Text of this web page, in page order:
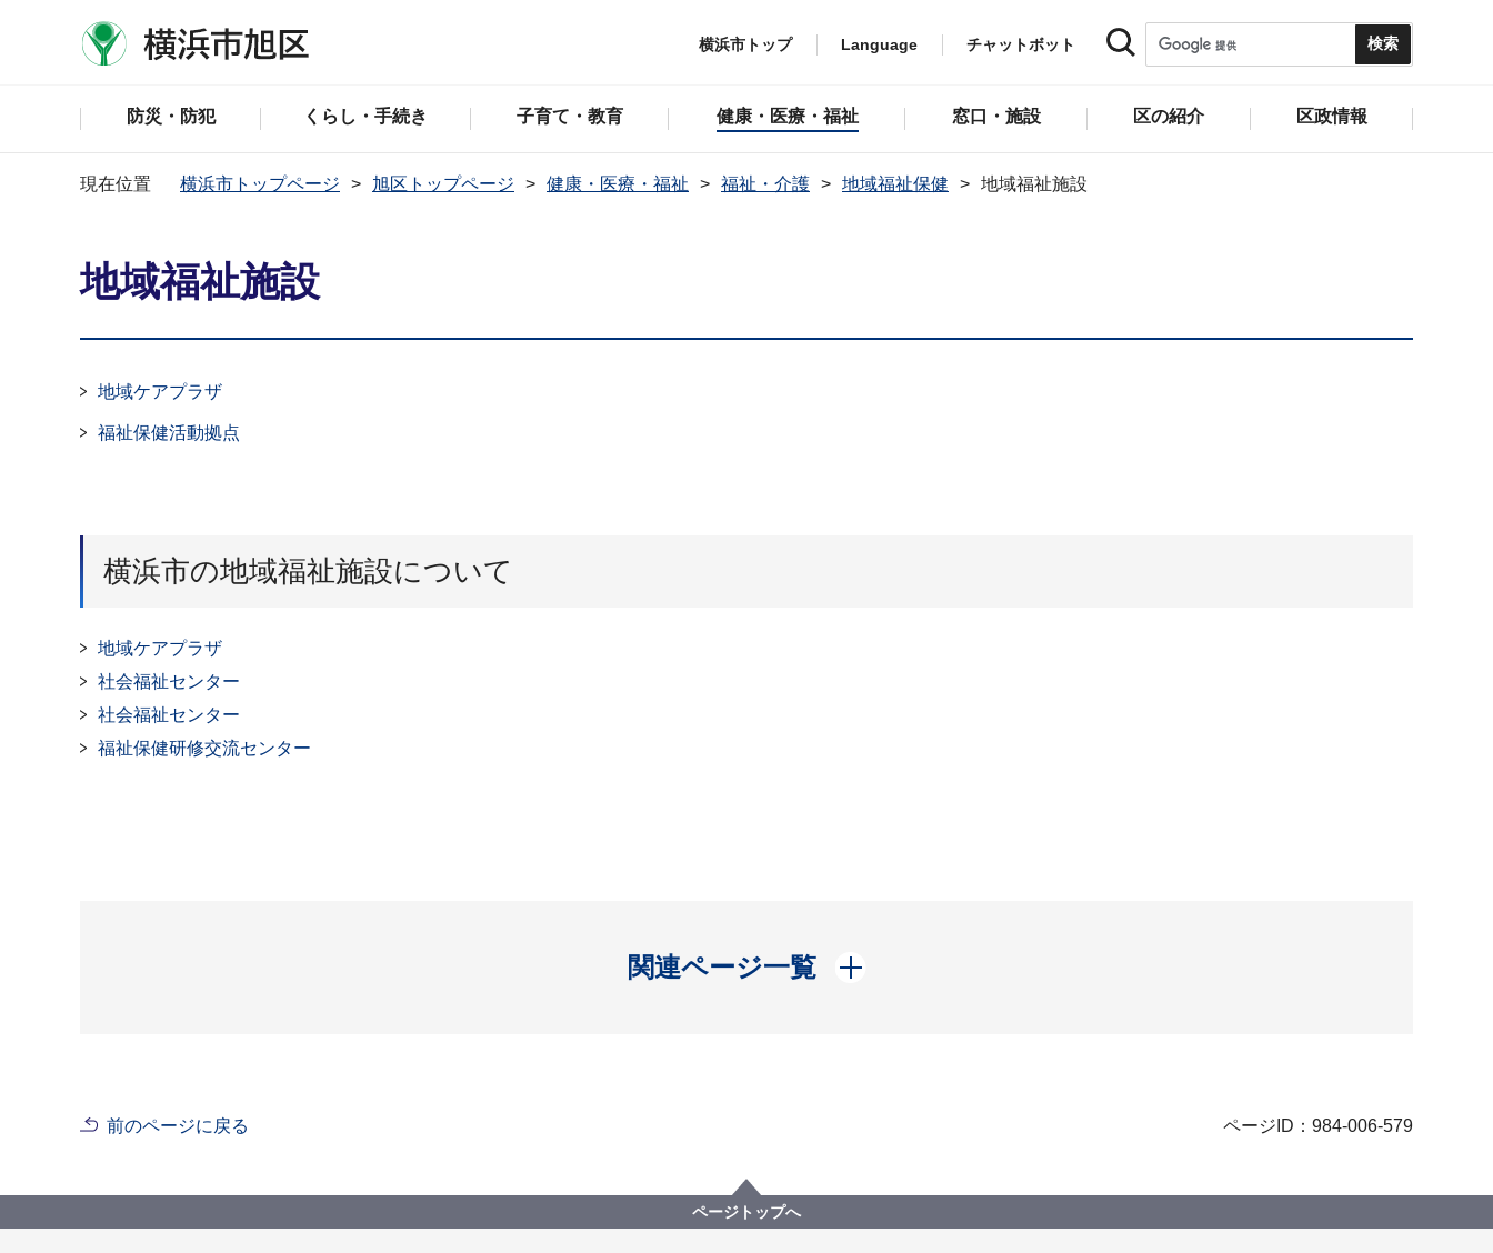
横浜市トップ Language チャットボット
防災・防犯 くらし・手続き 子育て・教育 健康・医療・福祉 窓口・施設 区の紹介 区政情報
現在位置 横浜市トップページ 旭区トップページ 健康・医療・福祉 福祉・介護 地域福祉保健 地域福祉施設
地域福祉施設
地域ケアプラザ
福祉保健活動拠点
横浜市の地域福祉施設について
地域ケアプラザ
社会福祉センター
社会福祉センター
福祉保健研修交流センター
関連ページ一覧
開く
前のページに戻る ページID：984-006-579
ページトップへ